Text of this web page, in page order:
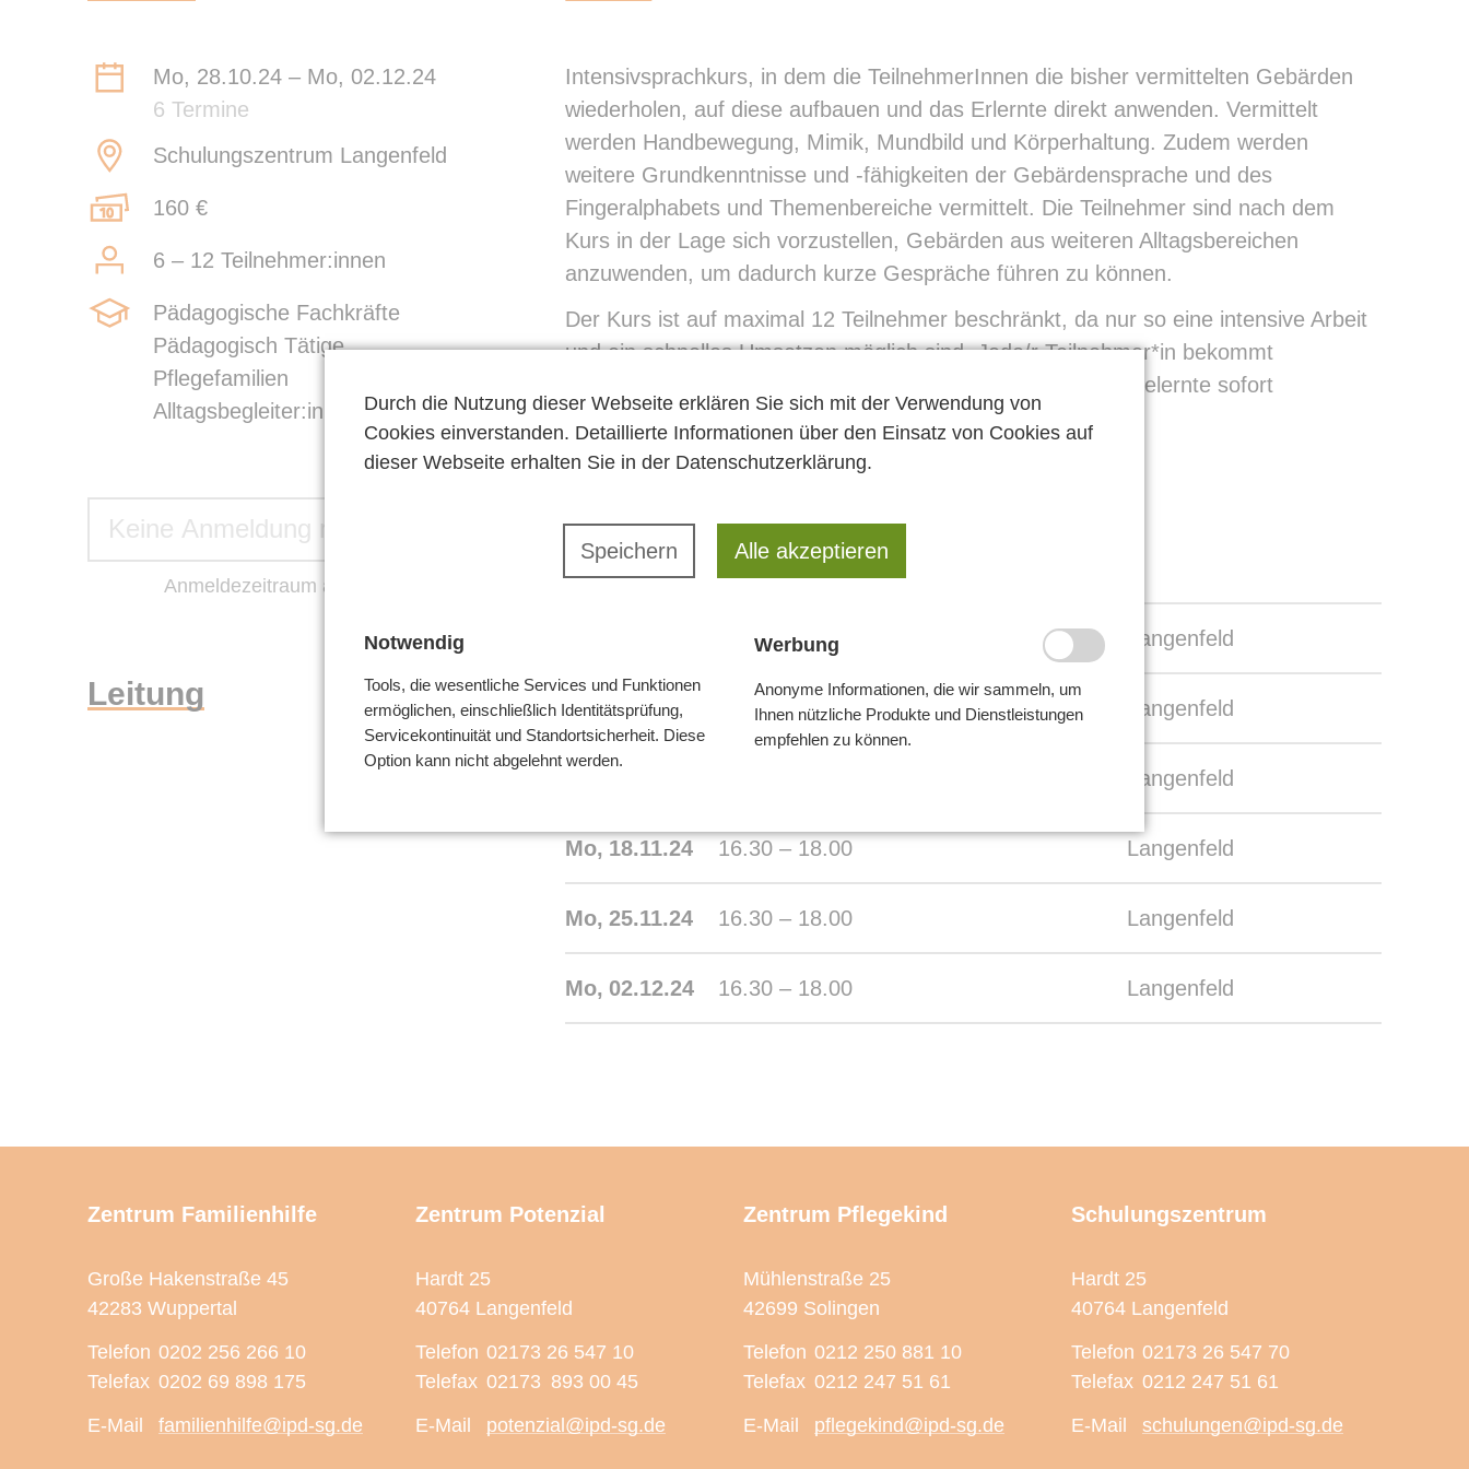
Mo, 28.10.24 – Mo, 02.12.24
6 Termine
Schulungszentrum Langenfeld
160 €
6 – 12 Teilnehmer:innen
Pädagogische Fachkräfte
Pädagogisch Tätige
Pflegefamilien
Alltagsbegleiter:innen
Keine Anmeldung möglich
Anmeldezeitraum abgelaufen
Leitung
Intensivsprachkurs, in dem die TeilnehmerInnen die bisher vermittelten Gebärden
wiederholen, auf diese aufbauen und das Erlernte direkt anwenden. Vermittelt
werden Handbewegung, Mimik, Mundbild und Körperhaltung. Zudem werden
weitere Grundkenntnisse und -fähigkeiten der Gebärdensprache und des
Fingeralphabets und Themenbereiche vermittelt. Die Teilnehmer sind nach dem
Kurs in der Lage sich vorzustellen, Gebärden aus weiteren Alltagsbereichen
anzuwenden, um dadurch kurze Gespräche führen zu können.
Der Kurs ist auf maximal 12 Teilnehmer beschränkt, da nur so eine intensive Arbeit
und ein schnelles Umsetzen möglich sind. Jede/r Teilnehmer*in bekommt
unmittelbar nach dem Kurs Material an die Hand, um das Gelernte sofort
umzusetzen.
Termine
16.30 – 18.00 Langenfeld
Mo, 04.11.24 16.30 – 18.00 Langenfeld
Langenfeld
Mo, 18.11.24 16.30 – 18.00 Langenfeld
Mo, 25.11.24 16.30 – 18.00 Langenfeld
Mo, 02.12.24 16.30 – 18.00 Langenfeld
Zentrum Familienhilfe
Große Hakenstraße 45
42283 Wuppertal
Telefon 0202 256 266 10
Telefax 0202 69 898 175
E-Mail
familienhilfe@ipd-sg.de
Zentrum Potenzial
Hardt 25
40764 Langenfeld
Telefon 02173 26 547 10
Telefax 02173 893 00 45
E-Mail
potenzial@ipd-sg.de
Zentrum Pflegekind
Mühlenstraße 25
42699 Solingen
Telefon 0212 250 881 10
Telefax 0212 247 51 61
E-Mail
pflegekind@ipd-sg.de
Schulungszentrum
Hardt 25
40764 Langenfeld
Telefon 02173 26 547 70
Telefax 0212 247 51 61
E-Mail
schulungen@ipd-sg.de
Durch die Nutzung dieser Webseite erklären Sie sich mit der Verwendung von
Cookies einverstanden. Detaillierte Informationen über den Einsatz von Cookies auf
dieser Webseite erhalten Sie in der Datenschutzerklärung.
Speichern Alle akzeptieren
Notwendig
Tools, die wesentliche Services und Funktionen
ermöglichen, einschließlich Identitätsprüfung,
Servicekontinuität und Standortsicherheit. Diese
Option kann nicht abgelehnt werden.
Werbung
Anonyme Informationen, die wir sammeln, um
Ihnen nützliche Produkte und Dienstleistungen
empfehlen zu können.